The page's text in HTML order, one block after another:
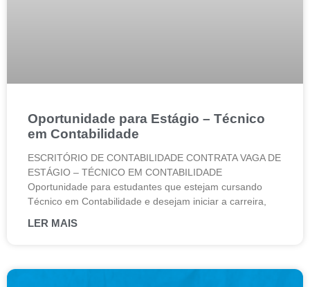
Oportunidade para Estágio – Técnico
em Contabilidade
ESCRITÓRIO DE CONTABILIDADE CONTRATA VAGA DE
ESTÁGIO – TÉCNICO EM CONTABILIDADE
Oportunidade para estudantes que estejam cursando
Técnico em Contabilidade e desejam iniciar a carreira,
LER MAIS